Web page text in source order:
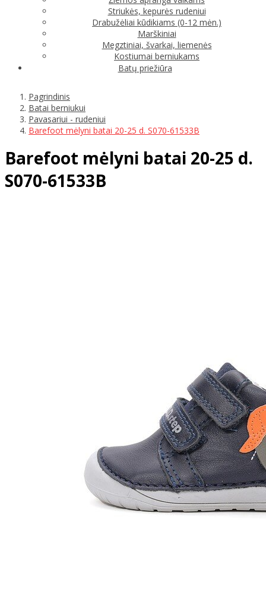
Striukės, kepurės rudeniui
Drabužėliai kūdikiams (0-12 mėn.)
Marškiniai
Megztiniai, švarkai, liemenės
Kostiumai berniukams
Batų priežiūra
Pagrindinis
Batai berniukui
Pavasariui - rudeniui
Barefoot mėlyni batai 20-25 d. S070-61533B
Barefoot mėlyni batai 20-25 d.
S070-61533B